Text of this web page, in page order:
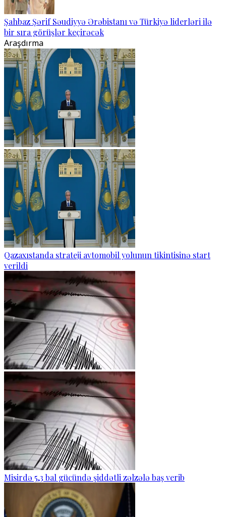
Şahbaz Şərif Səudiyyə Ərəbistanı və Türkiyə liderləri ilə
bir sıra görüşlər keçirəcək
Araşdırma
Qazaxıstanda strateji avtomobil yolunun tikintisinə start
verildi
Misirdə 5,3 bal gücündə şiddətli zəlzələ baş verib